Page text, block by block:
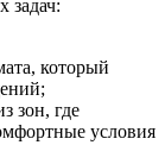
задач:
который
зон, где
условия